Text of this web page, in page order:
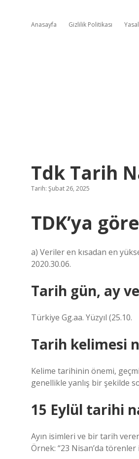
Anasayfa Gizlilik Politikası
Tdk Tarih
Tarih: Şubat 26, 2025
TDK’ya
a) Veriler en kısadan en
2020.30.06.
Tarih gün, ay ve
Türkiye Gg.aa. Yüzyıl (25.10.
Tarih kelimesi
Kelime tarihinin önemi,
genellikle yanlış bir şekilde
15 Eylül tarihi
Ayın isimleri ve bir tarih
Örnek: “23 Nisan’da